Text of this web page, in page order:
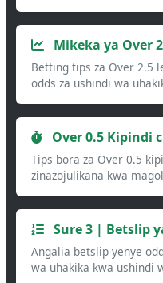
Mikeka ya Over
Betting tips za Over 2.5
odds za ushindi wa
Over 0.5 Kipindi
Tips bora za Over 0.5
zinazojulikana kwa
Sure 3 | Betslip
Angalia betslip yenye
wa uhakika kwa ushindi